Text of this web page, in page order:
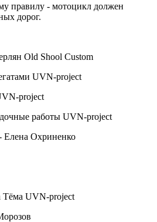
правилу - мотоцикл должен
дорог.
Old Shool Custom
UVN-project
project
работы UVN-project
Елена Охриненко
Тёма UVN-project